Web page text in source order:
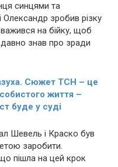
синцями та
зробив різку
на бійку, щоб
знав про зради
Сюжет ТСН – це
життя –
буде у суді
Шевель і Краско був
заробити.
пішла на цей крок